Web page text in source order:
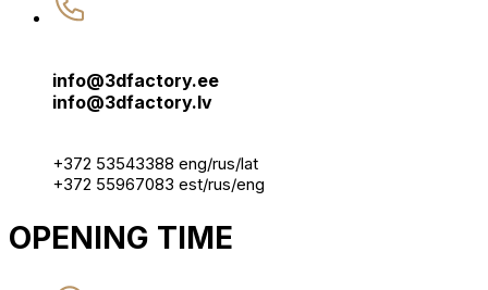
info@3dfactory.ee
info@3dfactory.lv
+372 53543388 eng/rus/lat
+372 55967083 est/rus/eng
OPENING TIME